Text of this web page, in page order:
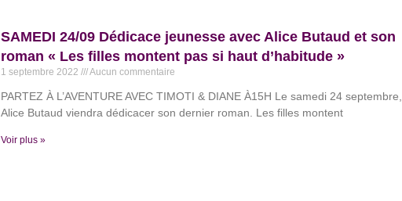
SAMEDI 24/09 Dédicace jeunesse avec Alice Butaud et son
roman « Les filles montent pas si haut d’habitude »
1 septembre 2022 Aucun commentaire
PARTEZ À L’AVENTURE AVEC TIMOTI & DIANE À15H Le samedi 24 septembre,
Alice Butaud viendra dédicacer son dernier roman. Les filles montent
Voir plus »